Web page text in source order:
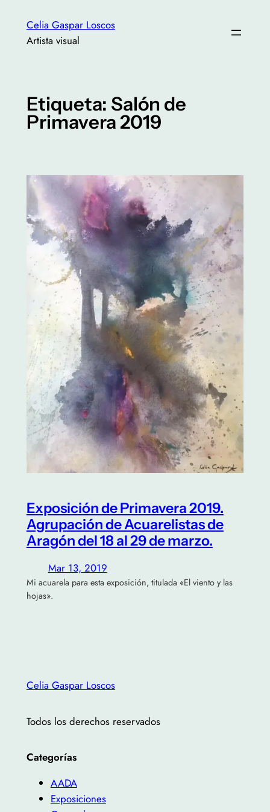
contenido
Celia Gaspar Loscos
Artista visual
Etiqueta: Salón de
Primavera 2019
Exposición de Primavera 2019.
Agrupación de Acuarelistas de
Aragón del 18 al 29 de marzo.
Mar 13, 2019
Mi acuarela para esta exposición, titulada «El viento y las
hojas».
Celia Gaspar Loscos
Todos los derechos reservados
Categorías
AADA
Exposiciones